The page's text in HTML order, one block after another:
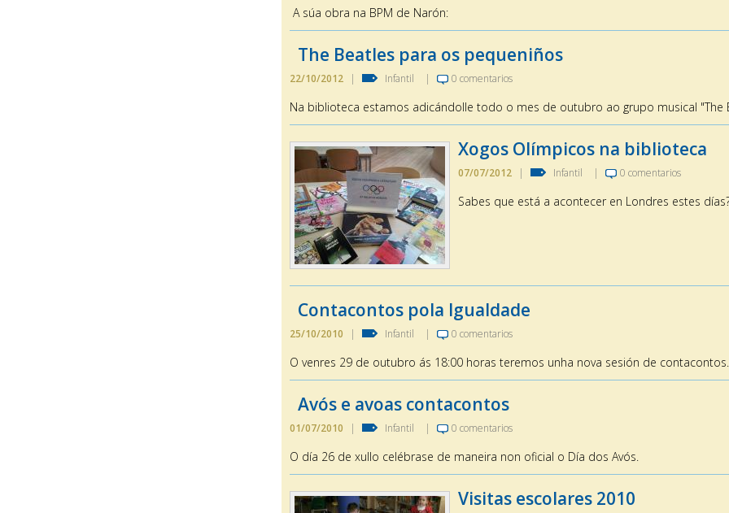
A súa obra na BPM de Narón:
The Beatles para os pequeniños
22/10/2012 | Infantil | 0 comentarios
Na biblioteca estamos adicándolle todo o mes de outubro ao grupo musical "The
Xogos Olímpicos na biblioteca
07/07/2012 | Infantil | 0 comentarios
Sabes que está a acontecer en Londres estes
Contacontos pola Igualdade
25/10/2010 | Infantil | 0 comentarios
O venres 29 de outubro ás 18:00 horas teremos unha nova sesión de contacontos.
Avós e avoas contacontos
01/07/2010 | Infantil | 0 comentarios
O día 26 de xullo celébrase de maneira non oficial o Día dos Avós.
Visitas escolares 2010